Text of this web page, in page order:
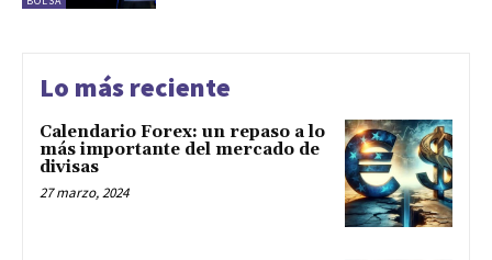
Lo más reciente
Calendario Forex: un repaso a lo
más importante del mercado de
divisas
27 marzo, 2024